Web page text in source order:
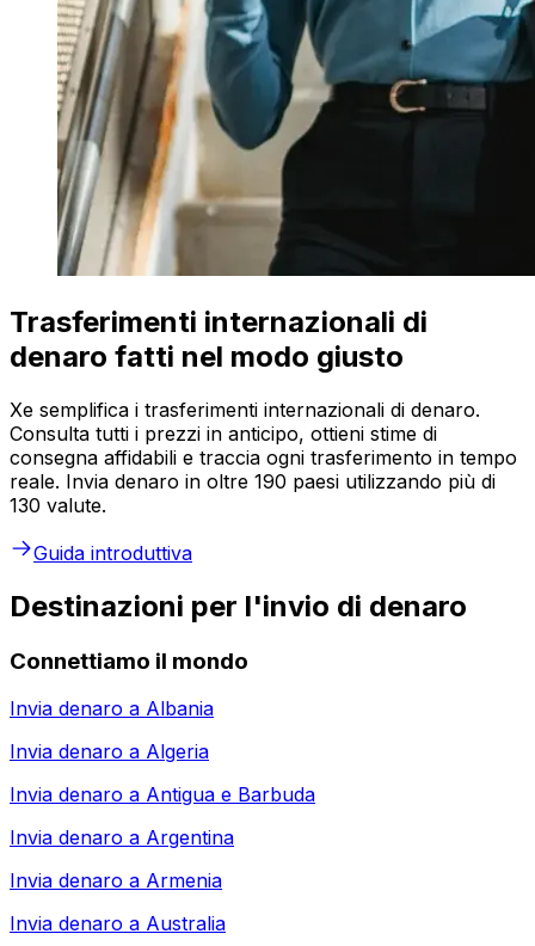
Trasferimenti internazionali di
denaro fatti nel modo giusto
Xe semplifica i trasferimenti internazionali di denaro.
Consulta tutti i prezzi in anticipo, ottieni stime di
consegna affidabili e traccia ogni trasferimento in tempo
reale. Invia denaro in oltre 190 paesi utilizzando più di
130 valute.
Guida introduttiva
Destinazioni per l'invio di denaro
Connettiamo il mondo
Invia denaro a Albania
Invia denaro a Algeria
Invia denaro a Antigua e Barbuda
Invia denaro a Argentina
Invia denaro a Armenia
Invia denaro a Australia